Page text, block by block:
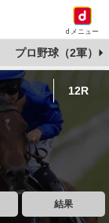
dメニュー
プロ野球（2軍）
12R
結果